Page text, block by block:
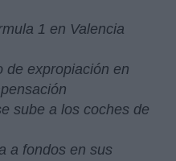
1 en Valencia
de expropiación en
sube a los coches de
a fondos en sus